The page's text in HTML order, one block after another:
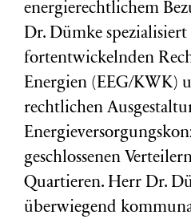
energierechtlichem
Dr. Dümke
fortentwickelnden
Energien (EEG/KWK)
rechtlichen
geschlossenen
Quartieren. Herr Dr.
überwiegend